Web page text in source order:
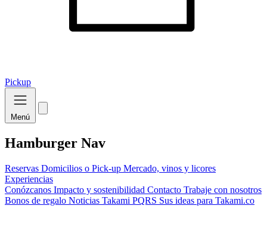
Pickup
Menú
Hamburger Nav
Reservas Domicilios o Pick-up Mercado, vinos y licores
Experiencias
Conózcanos Impacto y sostenibilidad Contacto Trabaje con nosotros
Bonos de regalo Noticias Takami PQRS Sus ideas para Takami.co